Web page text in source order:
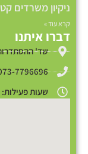
ניקיון משרדים
קרא עוד »
דברו איתנו
שד' ההסתדרות 285
7796696
שעות פעילות: א-ה: